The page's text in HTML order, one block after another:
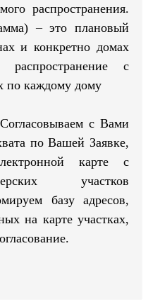
распространения.
– это плановый
и конкретно домах
распространение с
по каждому дому
Согласовываем с Вами
по Вашей Заявке,
карте с
участков
базу адресов,
на карте участках,